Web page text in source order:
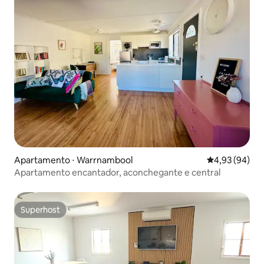
Apartamento ⋅ Warrnambool 4,93 de uma
4,93 (94)
Apartamento encantador, aconchegante e central
Superhost
Superhost